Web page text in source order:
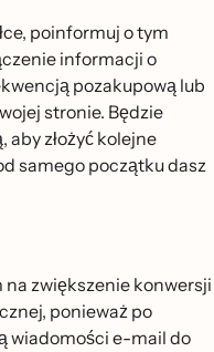
poinformuj o tym
informacji o
pozakupową lub
stronie. Będzie
złożyć kolejne
samego początku dasz
zwiększenie konwersji
ponieważ po
wiadomości e-mail do